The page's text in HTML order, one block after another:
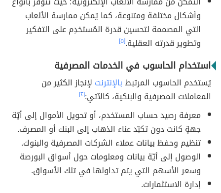
وأشكال مختلفة ومتنوعة، كما يُمكن ممارسة الألعاب
التي المصممة لتحسين قدرة المُستخدِم على التفكير
وتطوير قدرته العقلية.[٥]
استخدام الحاسوب في الخدمات المصرفية
يُستخدم الحاسوب المرتبطبالإنترنت لإنجاز الكثير من
المعاملات المصرفية والبنكية، كالآتي:[٢]
معرفة رصيد حساب المستخدم، أو تحويل الأموال إلى أيّة
جهةٍ كانت دون تكبّد عناء الذهاب إلى البنك أو المصرف.
تنظيم وحفظ بيانات عملاء الشركات المصرفية والبنوك.
الوصول إلى أيّة بيانات ومعلومات حول أسواق البورصة
وسعر الأسهم التي يتم تداولها في تلك الأسواق.
إدارة الاستثمارات.